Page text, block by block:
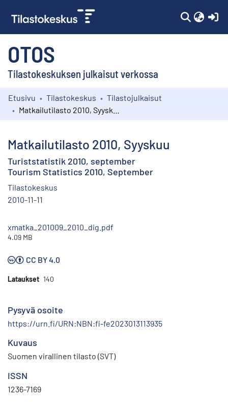
OTOS
Tilastokeskuksen julkaisut verkossa
Kokoelmat
Etusivu Tilastokeskus
Tilastojulkaisut
Matkailutilasto 2010, Syyskuu
Turiststatistik 2010, september
Tourism Statistics 2010, September
Tilastokeskus
2010-11-11
xmatka_201009_2010_dig.pdf
4.09 MB
CC BY 4.0
Lataukset 140
Pysyvä osoite
https://urn.fi/URN:NBN:fi-fe2023013113935
Kuvaus
Suomen virallinen tilasto (SVT)
ISSN
1236-7169